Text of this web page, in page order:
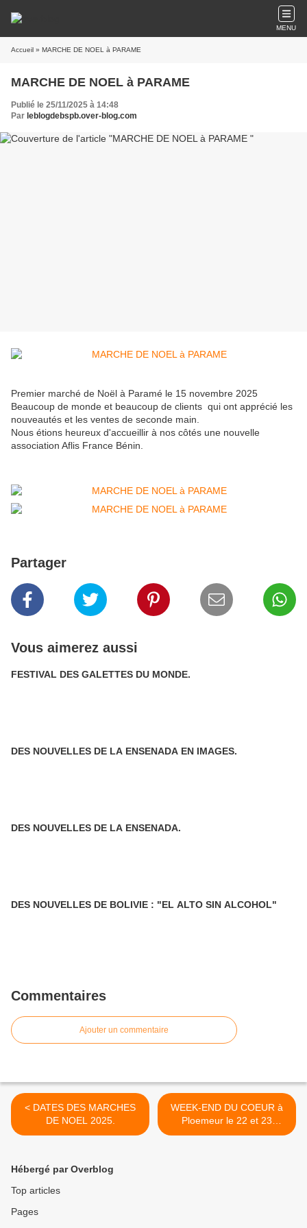
MENU
Accueil » MARCHE DE NOEL à PARAME
MARCHE DE NOEL à PARAME
Publié le 25/11/2025 à 14:48
Par leblogdebspb.over-blog.com
Premier marché de Noël à Paramé le 15 novembre 2025
Beaucoup de monde et beaucoup de clients qui ont apprécié les
nouveautés et les ventes de seconde main.
Nous étions heureux d'accueillir à nos côtés une nouvelle
association Aflis France Bénin.
Partager
Vous aimerez aussi
FESTIVAL DES GALETTES DU MONDE.
DES NOUVELLES DE LA ENSENADA EN IMAGES.
DES NOUVELLES DE LA ENSENADA.
DES NOUVELLES DE BOLIVIE : "EL ALTO SIN ALCOHOL"
Commentaires
Ajouter un commentaire
< DATES DES MARCHES
DE NOEL 2025.
WEEK-END DU COEUR à
Ploemeur le 22 et 23
novembre 2025 >
Hébergé par Overblog
Top articles
Pages